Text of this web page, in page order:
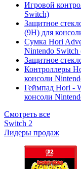
Игровой
Switch)
Защитное
(9H) для
Сумка Hori
Nintendo
Защитное
Контроллеры
консоли
Геймпад Hori -
консоли
Смотреть все
Switch 2
Лидеры продаж